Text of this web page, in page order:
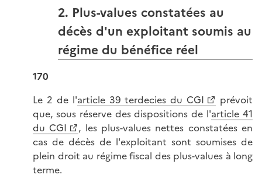
2. Plus-values constatées au
décès d'un exploitant soumis au
régime du bénéfice réel
170
Le 2 de l'article 39 terdecies du CGI
prévoit
que, sous réserve des dispositions de l'article 41
du CGI
, les plus-values nettes constatées en
cas de décès de l'exploitant sont soumises de
plein droit au régime fiscal des plus-values à long
terme.